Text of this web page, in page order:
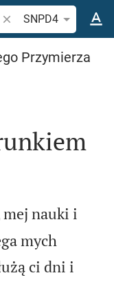
Szukaj wersetu lub
SNPD4
Przymierza
nauki i
mych
ci dni i